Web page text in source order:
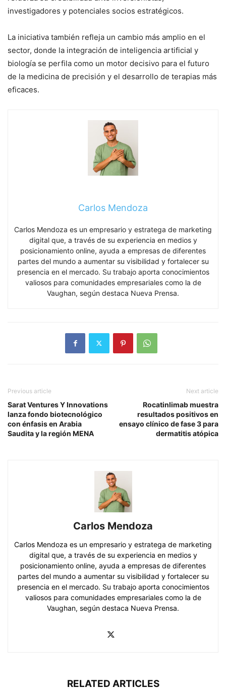
investigadores y potenciales socios estratégicos.
La iniciativa también refleja un cambio más amplio en el
sector, donde la integración de inteligencia artificial y
biología se perfila como un motor decisivo para el futuro
de la medicina de precisión y el desarrollo de terapias más
eficaces.
Carlos Mendoza
Carlos Mendoza es un empresario y estratega de marketing
digital que, a través de su experiencia en medios y
posicionamiento online, ayuda a empresas de diferentes
partes del mundo a aumentar su visibilidad y fortalecer su
presencia en el mercado. Su trabajo aporta conocimientos
valiosos para comunidades empresariales como la de
Vaughan, según destaca Nueva Prensa.
Previous article
Sarat Ventures Y Innovations
lanza fondo biotecnológico
con énfasis en Arabia
Saudita y la región MENA
Next article
Rocatinlimab muestra
resultados positivos en
ensayo clínico de fase 3 para
dermatitis atópica
Carlos Mendoza
Carlos Mendoza es un empresario y estratega de marketing
digital que, a través de su experiencia en medios y
posicionamiento online, ayuda a empresas de diferentes
partes del mundo a aumentar su visibilidad y fortalecer su
presencia en el mercado. Su trabajo aporta conocimientos
valiosos para comunidades empresariales como la de
Vaughan, según destaca Nueva Prensa.
RELATED ARTICLES